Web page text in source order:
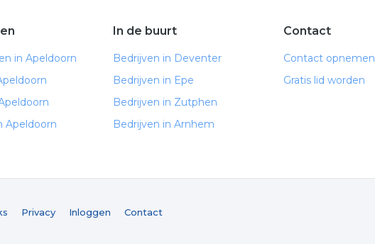
in Apeldoorn
Apeldoorn
In de buurt
Bedrijven in Deventer
Bedrijven in Epe
Bedrijven in Zutphen
Bedrijven in Arnhem
Contact
Contact opnemen
Gratis lid worden
Privacy Inloggen Contact